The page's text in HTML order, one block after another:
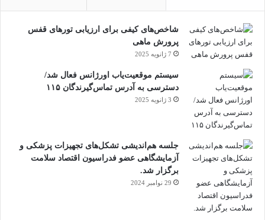
نوین و استانداردهای جهانی مورد ارزیابی و
تعالی قرار گیرد.
رضایی‌زاده گفت: از تمامی دانشکده‌ها و مراکز
مرتبط انتظار می‌رود با رویکردی مأموریت‌گرا و در
چارچوب اهداف تعیین‌شده این شبکه، پیشنهادهای
عملیاتی و پروپوزال‌های خود را ارائه دهند.
محورهای فعالیت شبکه به‌زودی به صورت رسمی و
مدون اعلام خواهد شد تا مبنای تمامی اقدامات آتی
قرار گیرد.
شاخص‌های کیفی برای ارزیابی تورهای قفس
پرورش ماهی
7 ژانویه 2025
سیستم موقعیت‌یاب اورژانس فعال شد/
دسترسی به آدرس تماس‌گیرندگان ۱۱۵
3 ژانویه 2025
جلسه هم‌اندیشی تشکل‌های تجهیزات پزشکی و
آزمایشگاهی عضو فدراسیون اقتصاد سلامت
برگزار شد.
29 نوامبر 2024